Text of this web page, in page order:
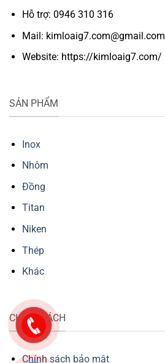
Hỗ trợ: 0946 310 316
Mail: kimloaig7.com@gmail.com
Website: https://kimloaig7.com/
SẢN PHẨM
Inox
Nhôm
Đồng
Titan
Niken
Thép
Khác
CHÍNH SÁCH
Chính sách bảo mật